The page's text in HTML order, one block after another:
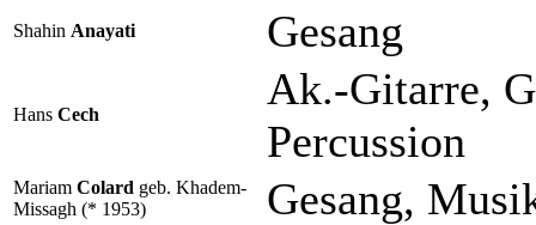
Shahin Anayati Gesang
Hans Cech
Ak.-Gitarre,
Percussion
Mariam Colard geb. Khadem-
Missagh (* 1953)
Gesang,